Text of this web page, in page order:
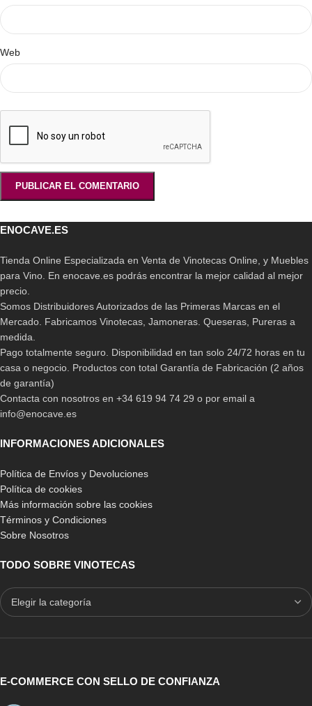
Web
ENOCAVE.ES
Tienda Online Especializada en Venta de Vinotecas Online, y Muebles
para Vino. En enocave.es podrás encontrar la mejor calidad al mejor
precio.
Somos Distribuidores Autorizados de las Primeras Marcas en el
Mercado. Fabricamos Vinotecas, Jamoneras. Queseras, Pureras a
medida.
Pago totalmente seguro. Disponibilidad en tan solo 24/72 horas en tu
casa o negocio. Productos con total Garantía de Fabricación (2 años
de garantía)
Contacta con nosotros en +34 619 94 74 29 o por email a
info@enocave.es
INFORMACIONES ADICIONALES
Política de Envíos y Devoluciones
Política de cookies
Más información sobre las cookies
Términos y Condiciones
Sobre Nosotros
TODO SOBRE VINOTECAS
E-COMMERCE CON SELLO DE CONFIANZA